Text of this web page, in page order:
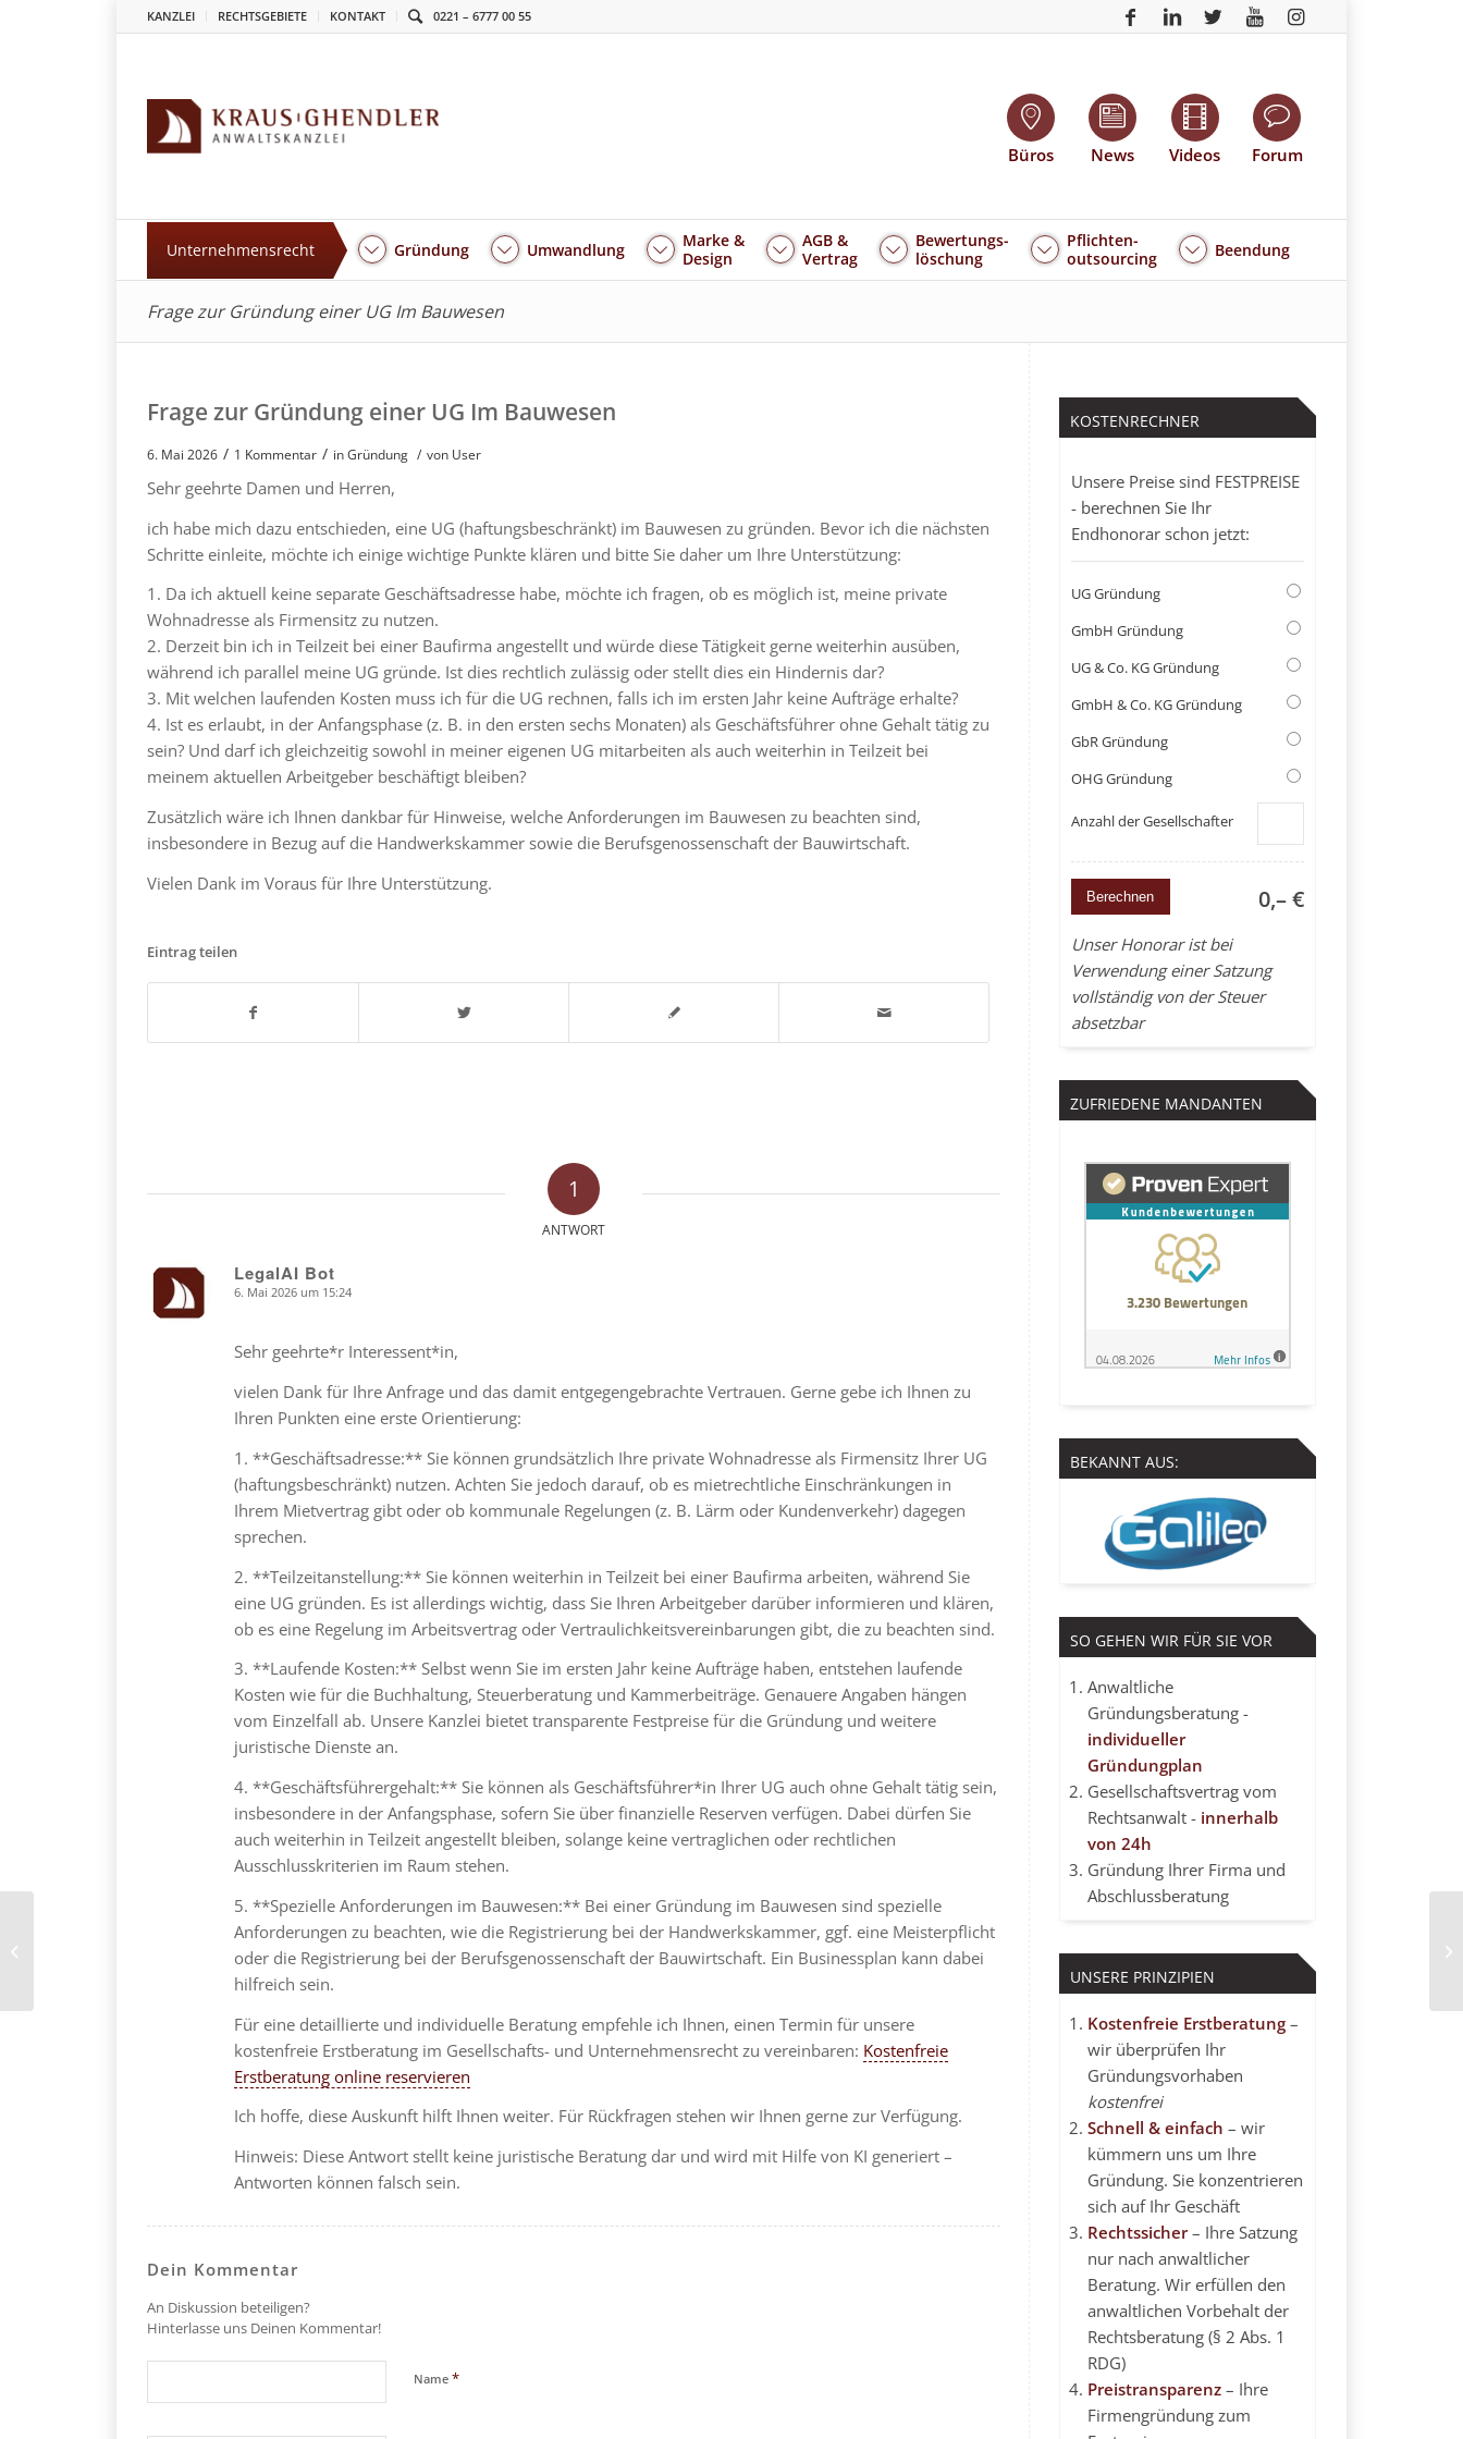
KANZLEI RECHTSGEBIETE KONTAKT 0221 – 6777 00 55
Büros News Videos Forum
Unternehmensrecht Gründung Umwandlung
Marke &
Design
AGB &
Vertrag
Bewertungs-
löschung
Pflichten-
outsourcing
Beendung
Frage zur Gründung einer UG Im Bauwesen
Frage zur Gründung einer UG Im Bauwesen
6. Mai 2026 / 1 Kommentar / inGründung / von User
Sehr geehrte Damen und Herren,
ich habe mich dazu entschieden, eine UG (haftungsbeschränkt) im Bauwesen zu gründen. Bevor ich die nächsten
Schritte einleite, möchte ich einige wichtige Punkte klären und bitte Sie daher um Ihre Unterstützung:
1. Da ich aktuell keine separate Geschäftsadresse habe, möchte ich fragen, ob es möglich ist, meine private
Wohnadresse als Firmensitz zu nutzen.
2. Derzeit bin ich in Teilzeit bei einer Baufirma angestellt und würde diese Tätigkeit gerne weiterhin ausüben,
während ich parallel meine UG gründe. Ist dies rechtlich zulässig oder stellt dies ein Hindernis dar?
3. Mit welchen laufenden Kosten muss ich für die UG rechnen, falls ich im ersten Jahr keine Aufträge erhalte?
4. Ist es erlaubt, in der Anfangsphase (z. B. in den ersten sechs Monaten) als Geschäftsführer ohne Gehalt tätig zu
sein? Und darf ich gleichzeitig sowohl in meiner eigenen UG mitarbeiten als auch weiterhin in Teilzeit bei
meinem aktuellen Arbeitgeber beschäftigt bleiben?
Zusätzlich wäre ich Ihnen dankbar für Hinweise, welche Anforderungen im Bauwesen zu beachten sind,
insbesondere in Bezug auf die Handwerkskammer sowie die Berufsgenossenschaft der Bauwirtschaft.
Vielen Dank im Voraus für Ihre Unterstützung.
Eintrag teilen
1
ANTWORT
LegalAI Bot
says: 6. Mai 2026 um 15:24
Sehr geehrte*r Interessent*in,
vielen Dank für Ihre Anfrage und das damit entgegengebrachte Vertrauen. Gerne gebe ich Ihnen zu
Ihren Punkten eine erste Orientierung:
1. **Geschäftsadresse:** Sie können grundsätzlich Ihre private Wohnadresse als Firmensitz Ihrer UG
(haftungsbeschränkt) nutzen. Achten Sie jedoch darauf, ob es mietrechtliche Einschränkungen in
Ihrem Mietvertrag gibt oder ob kommunale Regelungen (z. B. Lärm oder Kundenverkehr) dagegen
sprechen.
2. **Teilzeitanstellung:** Sie können weiterhin in Teilzeit bei einer Baufirma arbeiten, während Sie
eine UG gründen. Es ist allerdings wichtig, dass Sie Ihren Arbeitgeber darüber informieren und klären,
ob es eine Regelung im Arbeitsvertrag oder Vertraulichkeitsvereinbarungen gibt, die zu beachten sind.
3. **Laufende Kosten:** Selbst wenn Sie im ersten Jahr keine Aufträge haben, entstehen laufende
Kosten wie für die Buchhaltung, Steuerberatung und Kammerbeiträge. Genauere Angaben hängen
vom Einzelfall ab. Unsere Kanzlei bietet transparente Festpreise für die Gründung und weitere
juristische Dienste an.
4. **Geschäftsführergehalt:** Sie können als Geschäftsführer*in Ihrer UG auch ohne Gehalt tätig sein,
insbesondere in der Anfangsphase, sofern Sie über finanzielle Reserven verfügen. Dabei dürfen Sie
auch weiterhin in Teilzeit angestellt bleiben, solange keine vertraglichen oder rechtlichen
Ausschlusskriterien im Raum stehen.
5. **Spezielle Anforderungen im Bauwesen:** Bei einer Gründung im Bauwesen sind spezielle
Anforderungen zu beachten, wie die Registrierung bei der Handwerkskammer, ggf. eine Meisterpflicht
oder die Registrierung bei der Berufsgenossenschaft der Bauwirtschaft. Ein Businessplan kann dabei
hilfreich sein.
Für eine detaillierte und individuelle Beratung empfehle ich Ihnen, einen Termin für unsere
kostenfreie Erstberatung im Gesellschafts- und Unternehmensrecht zu vereinbaren: Kostenfreie
Erstberatung online reservieren
Ich hoffe, diese Auskunft hilft Ihnen weiter. Für Rückfragen stehen wir Ihnen gerne zur Verfügung.
Hinweis: Diese Antwort stellt keine juristische Beratung dar und wird mit Hilfe von KI generiert –
Antworten können falsch sein.
Dein Kommentar
An Diskussion beteiligen?
Hinterlasse uns Deinen Kommentar!
Name*
KOSTENRECHNER
Unsere Preise sind FESTPREISE
- berechnen Sie Ihr
Endhonorar schon jetzt:
UG Gründung
GmbH Gründung
UG & Co. KG Gründung
GmbH & Co. KG Gründung
GbR Gründung
OHG Gründung
Anzahl der Gesellschafter
0,– €
Unser Honorar ist bei
Verwendung einer Satzung
vollständig von der Steuer
absetzbar
ZUFRIEDENE MANDANTEN
BEKANNT AUS:
SO GEHEN WIR FÜR SIE VOR
Anwaltliche
Gründungsberatung -
individueller
Gründungplan
Gesellschaftsvertrag vom
Rechtsanwalt - innerhalb
von 24h
Gründung Ihrer Firma und
Abschlussberatung
UNSERE PRINZIPIEN
Kostenfreie Erstberatung –
wir überprüfen Ihr
Gründungsvorhaben
kostenfrei
Schnell & einfach – wir
kümmern uns um Ihre
Gründung. Sie konzentrieren
sich auf Ihr Geschäft
Rechtssicher– Ihre Satzung
nur nach anwaltlicher
Beratung. Wir erfüllen den
anwaltlichen Vorbehalt der
Rechtsberatung (§ 2 Abs. 1
RDG)
Preistransparenz– Ihre
Firmengründung zum
Extreme Beitragserhöhung Allianz